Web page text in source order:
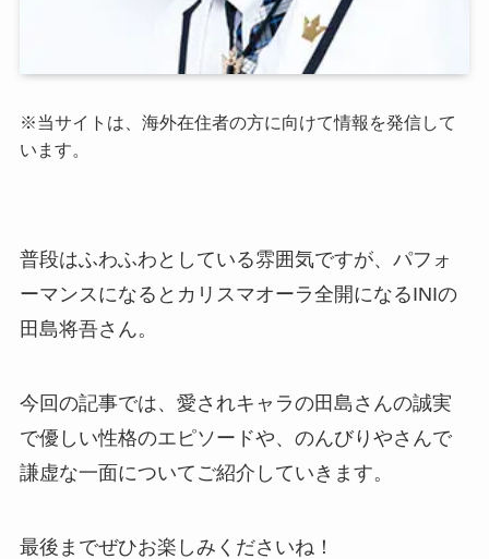
※当サイトは、海外在住者の方に向けて情報を発信して
います。
普段はふわふわとしている雰囲気ですが、パフォ
ーマンスになるとカリスマオーラ全開になるINIの
田島将吾さん。
今回の記事では、愛されキャラの田島さんの誠実
で優しい性格のエピソードや、のんびりやさんで
謙虚な一面についてご紹介していきます。
最後までぜひお楽しみくださいね！